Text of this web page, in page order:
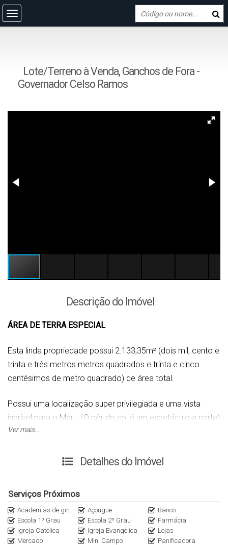
Lote/Terreno à Venda, Ganchos de Fora -
Governador Celso Ramos
Descrição do Imóvel
ÁREA DE TERRA ESPECIAL
Esta linda propriedade possui 2.133,35m² (dois mil, cento e
trinta e três metros metros quadrados e trinta e cinco
centésimos de metro quadrado) de área total.
Possui uma localização super privilegiada e uma vista
incrível para o Mar... (O pôr do sol é um espetáculo a parte)
Residencial.
Também é um imóvel especial para quem deseja investir
no ramo de hotelaria/pousada.
Ver mais...
Detalhes do Imóvel
Serviços Próximos
Academias de ginástica Açougue
Banco
Escola 1º Grau
Escola 2º Grau
Farmácia
Igreja Católica
Igreja Evangélica
Lojas
Mercado
Mini Campo
Panificadora